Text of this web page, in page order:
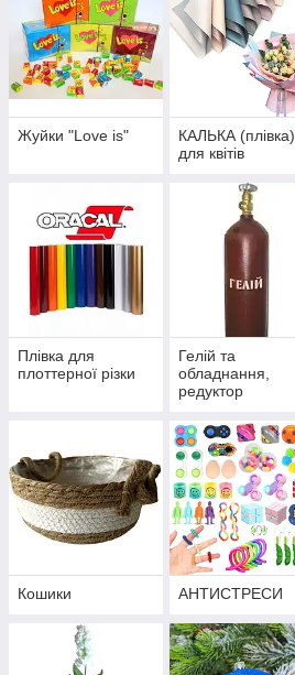
Жуйки "Love is"
КАЛЬКА (плівка)
для квітів
Плівка для
плоттерної різки
Гелій та
обладнання,
редуктор
Кошики АНТИСТРЕСИ